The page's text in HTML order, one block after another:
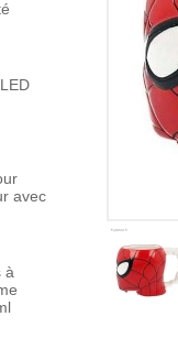
avec
à